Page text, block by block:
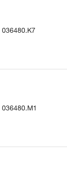
036480.K7
036480.M1